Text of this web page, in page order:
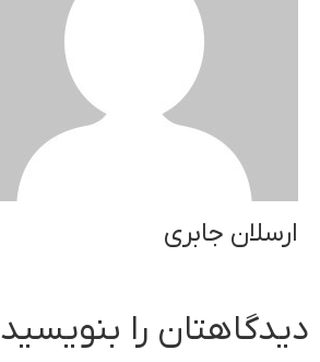
ارسلان جابری
دیدگاهتان را بنویسید